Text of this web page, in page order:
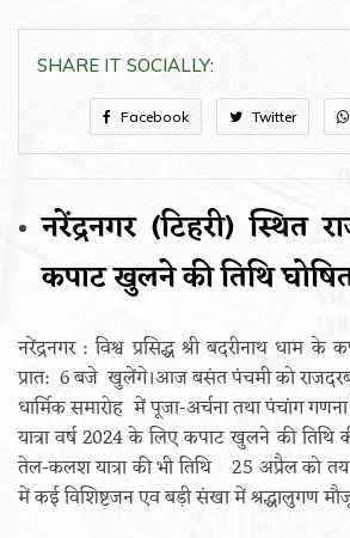
SHARE IT SOCIALLY:
Facebook Twitter
नरेंद्रनगर (टिहरी) स्थित
कपाट खुलने की तिथि
नरेंद्रनगर : विश्व प्रसिद्ध श्री बदरीनाथ धाम
प्रात: 6 बजे खुलेंगे।आज बसंत पंचमी को
धार्मिक समारोह में पूजा-अर्चना तथा पंचांग
यात्रा वर्ष 2024 के लिए कपाट खुलने की तिथि
तेल-कलश यात्रा की भी तिथि 25 अप्रैल को
में कई विशिष्टजन एव बड़ी संखा में श्रद्धालुगण